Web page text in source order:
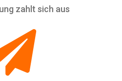
zahlt sich aus